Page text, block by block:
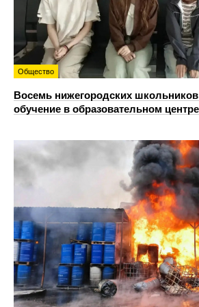
Общество
Восемь нижегородских
обучение в образовательном